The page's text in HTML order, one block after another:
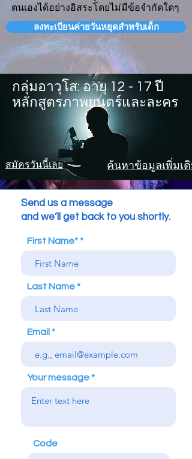
ตนเองได้อย่างอิสระโดยไม่มีข้อจำกัดใดๆ
ลงทะเบียนค่ายวันหยุดสำหรับเด็ก
กลุ่มอาวุโส: อายุ 12 - 17 ปี
หลักสูตรภาพยนตร์และละคร
สมัครวันนี้เลย ค้นหาข้อมูลเพิ่มเติม
Send us a message
and we’ll get back to you shortly.
First Name*
Last Name
Email
Your message
Code